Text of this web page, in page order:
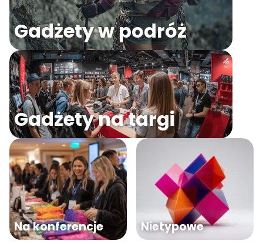
Gadżety w podróż
Gadżety na targi
Na konferencje Nietypowe